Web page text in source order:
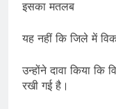
इसका मतलब
यह नहीं कि जिले में
उन्होंने दावा किया कि
रखी गई है।